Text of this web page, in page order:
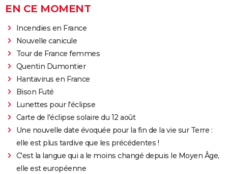
EN CE MOMENT
Incendies en France
Nouvelle canicule
Tour de France femmes
Quentin Dumontier
Hantavirus en France
Bison Futé
Lunettes pour l'éclipse
Carte de l'éclipse solaire du 12 août
Une nouvelle date évoquée pour la fin de la vie sur Terre :
elle est plus tardive que les précédentes !
C'est la langue qui a le moins changé depuis le Moyen Âge,
elle est européenne